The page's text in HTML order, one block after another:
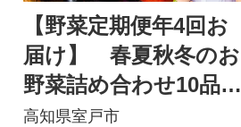
【野菜定期便年4回お
届け】 春夏秋冬のお
野菜詰め合わせ10品
レシピ付き春夏秋冬の
高知県室戸市